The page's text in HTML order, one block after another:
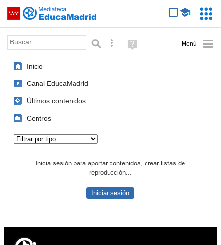
Saltar navegación
Palabra o frase: Búsqueda avanzada
Ayuda
(en
Inicio
Canal EducaMadrid
Últimos contenidos
Centros
Inicia sesión para aportar contenidos, crear listas de
reproducción...
Iniciar sesión